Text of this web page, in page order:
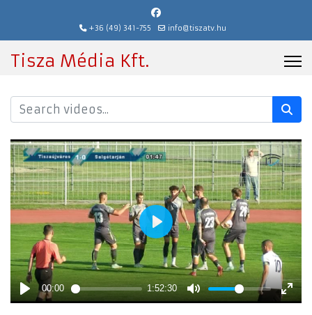
+36 (49) 341-755 info@tiszatv.hu
Tisza Média Kft.